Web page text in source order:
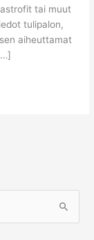
tai muut
tulipalon,
aiheuttamat